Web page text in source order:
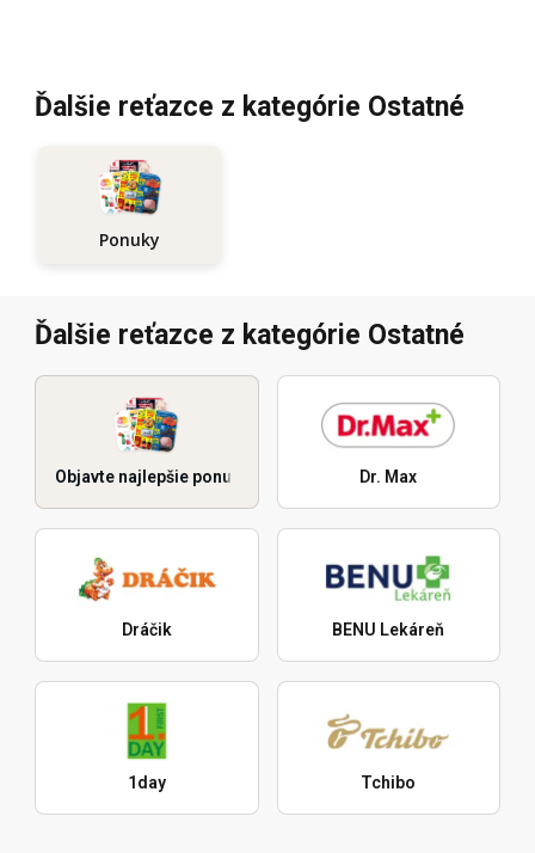
Ďalšie reťazce z kategórie Ostatné
Ponuky
Ďalšie reťazce z kategórie Ostatné
Objavte najlepšie ponuky Dr. Max
Dráčik BENU Lekáreň
1day Tchibo